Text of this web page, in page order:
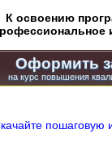
К освоению
Оформить
пошаговую